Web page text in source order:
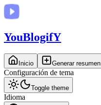
YouBlogifY
Inicio Generar resumen
Configuración de tema
Toggle theme
Idioma